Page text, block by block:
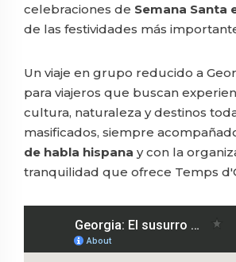
celebraciones de Semana Santa
de las festividades más
Un viaje en grupo reducido a
para viajeros que buscan
cultura, naturaleza y destinos
masificados, siempre
de habla hispana y con la
tranquilidad que ofrece Temps